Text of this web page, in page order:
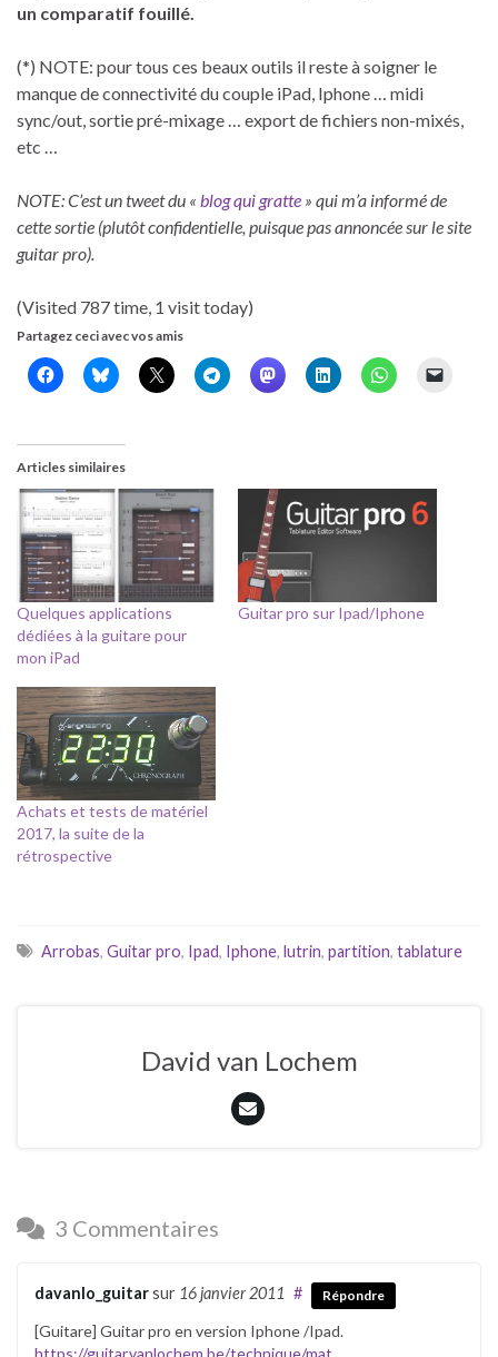
un comparatif fouillé.
(*) NOTE: pour tous ces beaux outils il reste à soigner le
manque de connectivité du couple iPad, Iphone … midi
sync/out, sortie pré-mixage … export de fichiers non-mixés,
etc …
NOTE: C’est un tweet du « blog qui gratte » qui m’a informé de
cette sortie (plutôt confidentielle, puisque pas annoncée sur le site
guitar pro).
(Visited 787 time, 1 visit today)
Partagez ceci avec vos amis
Articles similaires
Quelques applications
dédiées à la guitare pour
mon iPad
Guitar pro sur Ipad/Iphone
Achats et tests de matériel
2017, la suite de la
rétrospective
Arrobas, Guitar pro, Ipad, Iphone, lutrin, partition, tablature
David van Lochem
3 Commentaires
davanlo_guitarsur 16 janvier 2011 # Répondre
[Guitare] Guitar pro en version Iphone /Ipad.
https://guitar.vanlochem.be/technique/mat